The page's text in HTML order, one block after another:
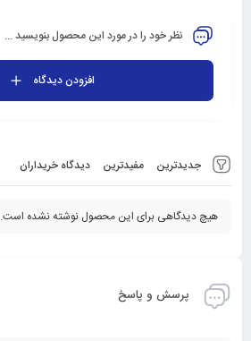
جدیدترین مفیدترین دیدگاه خریداران
هیچ دیدگاهی برای این محصول نوشته نشده است.
نظر خود را در مورد این محصول بنویسید ...
افزودن دیدگاه
پرسش و پاسخ